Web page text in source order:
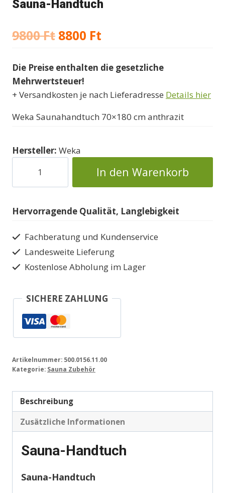
Sauna-Handtuch
9800Ft Ursprünglicher
war:
9800 Ft
8800 Ft
ist:
8800 Ft.
Die Preise enthalten die gesetzliche
Mehrwertsteuer!
+ Versandkosten je nach Lieferadresse Details hier
Weka Saunahandtuch 70×180 cm anthrazit
Hersteller: Weka
Handtuch
Menge
In den Warenkorb
Hervorragende Qualität, Langlebigkeit
Fachberatung und Kundenservice
Landesweite Lieferung
Kostenlose Abholung im Lager
SICHERE ZAHLUNG
Artikelnummer: 500.0156.11.00
Kategorie: Sauna Zubehör
Beschreibung
Zusätzliche Informationen
Sauna-Handtuch
Sauna-Handtuch